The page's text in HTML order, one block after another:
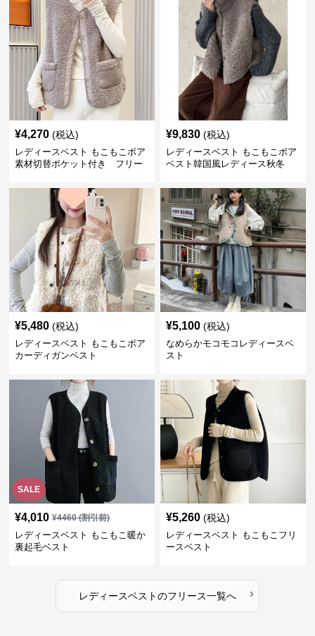
¥4,270 (税込)
レディースベスト もこもこボア
素材切替ポケット付き フリー
¥9,830 (税込)
レディースベスト もこもこボア
ベスト韓国風レディース秋冬
¥5,480 (税込)
レディースベスト もこもこボア
カーディガンベスト
¥5,100 (税込)
なめらかモコモコレディースベ
スト
SALE
¥4,010 ¥4460(割引前)
レディースベスト もこもこ暖か
裏起毛ベスト
¥5,260 (税込)
レディースベスト もこもこフリ
ースベスト
レディースベストのフリース一覧へ ›